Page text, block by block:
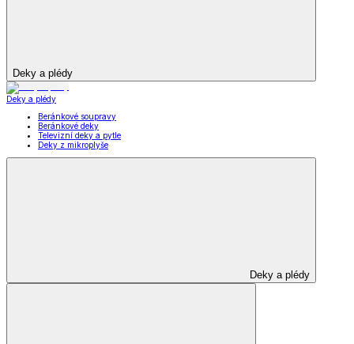
Deky a plédy
Deky a plédy
Beránkové soupravy
Beránkové deky
Televizní deky a pytle
Deky z mikroplyše
Deky a plédy